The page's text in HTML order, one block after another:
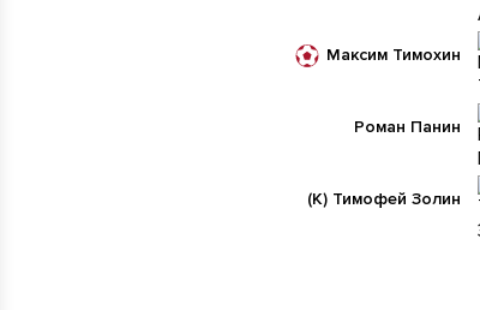
Максим Тимохин
Роман Панин
Тимофей Золин
(К)